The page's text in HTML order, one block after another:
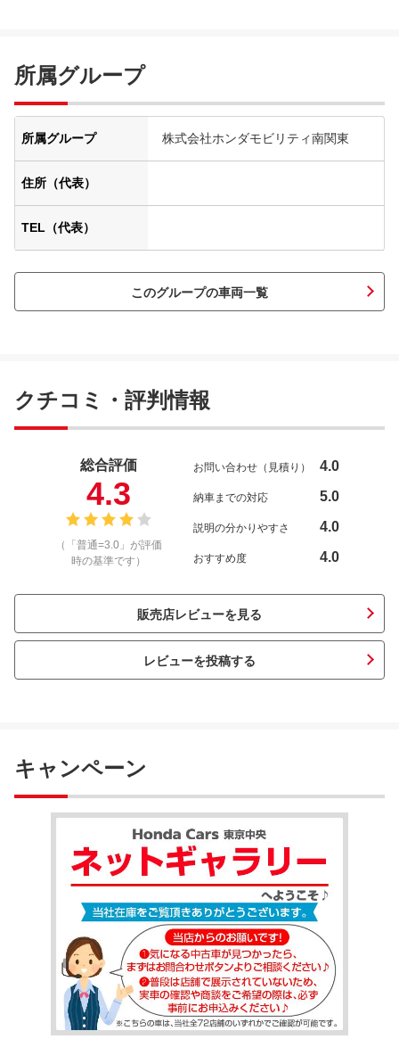
所属グループ
所属グループ 株式会社ホンダモビリティ南関東
住所（代表）
TEL（代表）
このグループの車両一覧
クチコミ・評判情報
総合評価
4.3
（「普通=3.0」が評価
時の基準です）
お問い合わせ（見積り） 4.0
納車までの対応 5.0
説明の分かりやすさ 4.0
おすすめ度 4.0
販売店レビューを見る
レビューを投稿する
キャンペーン